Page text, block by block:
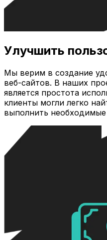
Улучшить
Мы верим в создание
веб-сайтов. В наших
является простота
клиенты могли легко
выполнить необходимые